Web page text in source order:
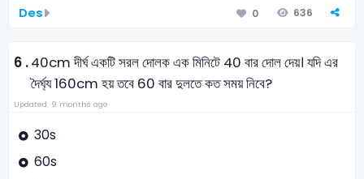
Des 0 636
6 .40cm দীর্ঘ একটি সরল দোলক এক মিনিটে 40 বার দোল দেয়। যদি এর
দৈর্ঘ্য 160cm হয় তবে 60 বার দুলতে কত সময় নিবে?
Updated: 9 months ago
30s
60s